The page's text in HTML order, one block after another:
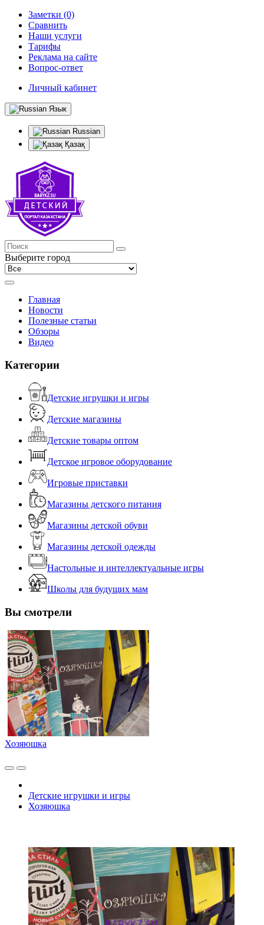
Заметки (0)
Сравнить
Наши услуги
Тарифы
Реклама на сайте
Вопрос-ответ
Личный кабинет
Язык
Russian
Қазақ
Выберите город
Главная
Новости
Полезные статьи
Обзоры
Видео
Категории
Детские игрушки и игры
Детские магазины
Детские товары оптом
Детское игровое оборудование
Игровые приставки
Магазины детского питания
Магазины детской обуви
Магазины детской одежды
Настольные и интеллектуальные игры
Школы для будущих мам
Вы смотрели
Хозяюшка
Детские игрушки и игры
Хозяюшка